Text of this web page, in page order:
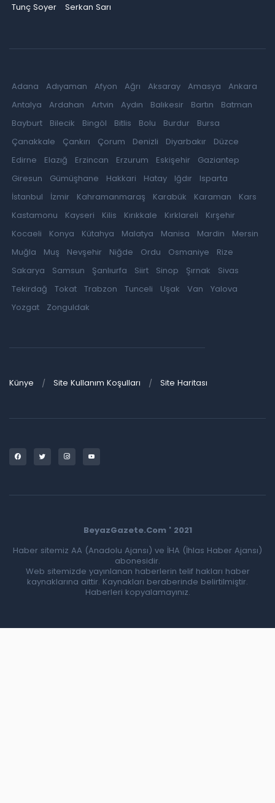
Tunç Soyer
Serkan Sarı
Adana Adıyaman Afyon Ağrı Aksaray Amasya
Ankara
Antalya
Ardahan Artvin Aydın Balıkesir Bartın
Batman
Bayburt
Bilecik Bingöl Bitlis Bolu Burdur
Bursa
Çanakkale
Çankırı Çorum Denizli Diyarbakır
Düzce
Edirne
Elazığ Erzincan Erzurum Eskişehir
Gaziantep
Giresun
Gümüşhane Hakkari Hatay Iğdır
Isparta
İstanbul
İzmir Kahramanmaraş Karabük Karaman
Kars
Kastamonu
Kayseri Kilis Kırıkkale Kırklareli
Kırşehir
Kocaeli
Konya Kütahya Malatya Manisa Mardin
Mersin
Muğla
Muş Nevşehir Niğde Ordu Osmaniye
Rize
Sakarya
Samsun Şanlıurfa Siirt Sinop Şırnak
Sivas
Tekirdağ
Tokat Trabzon Tunceli Uşak Van
Yalova
Yozgat
Zonguldak
Künye Site Kullanım Koşulları Site Haritası
BeyazGazete.Com ' 2021
Haber sitemiz AA (Anadolu Ajansı) ve İHA (İhlas Haber Ajansı)
abonesidir.
Web sitemizde yayınlanan haberlerin telif hakları haber
kaynaklarına aittir. Kaynakları beraberinde belirtilmiştir.
Haberleri kopyalamayınız.